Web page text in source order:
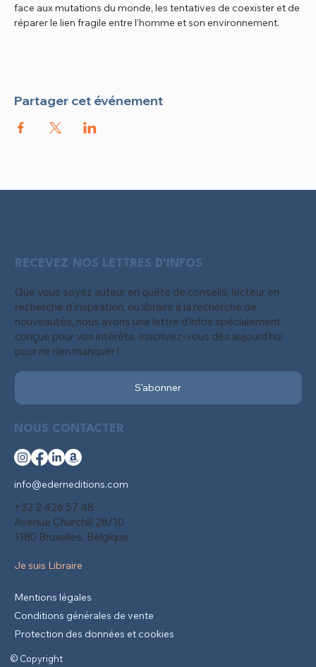
face aux mutations du monde, les tentatives de coexister et de
réparer le lien fragile entre l’homme et son environnement.
Partager cet événement
NOUS CONTACTER
info@ederneditions.com
+32 2 426 57 48
Avenue Churchill 28/10
1180 Bruxelles, Belgique
Je suis Libraire
RECEVEZ NOS LETTRES D'INFOS
Que vous soyez auteur en quête de conseils, lecteur en
recherche d'inspiration, ou libraire à la recherche de
nouveautés, nous avons une lettre d'infos spécialement
conçue pour vos intérêts. Inscrivez-vous dès aujourd'hui
pour ne rien manquer !
S'abonner
Mentions légales
Conditions générales de vente
Protection des données et cookies
© Copyright